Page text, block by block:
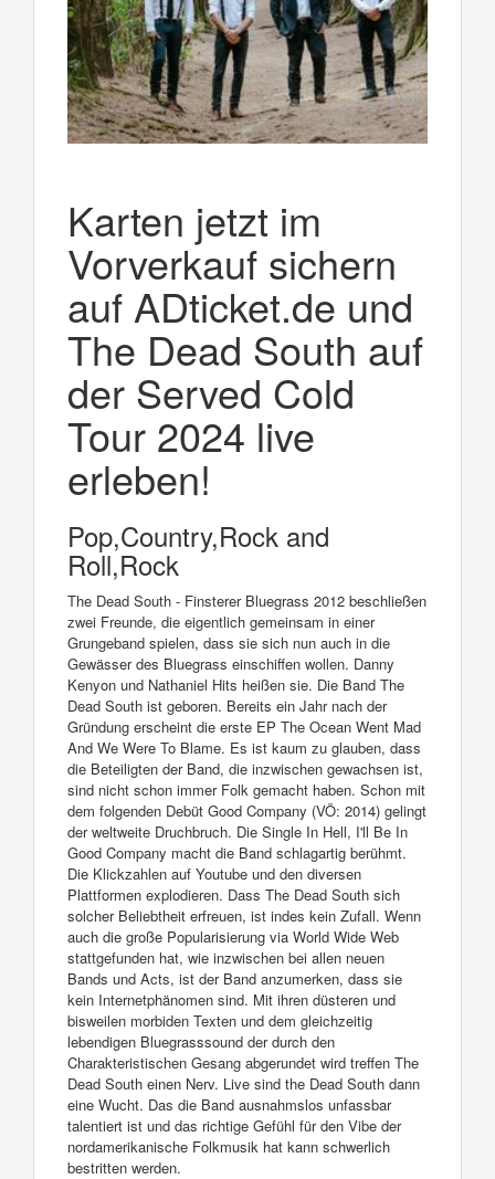
Karten jetzt im
Vorverkauf sichern
auf ADticket.de und
The Dead South auf
der Served Cold
Tour 2024 live
erleben!
Pop,Country,Rock and
Roll,Rock
The Dead South - Finsterer Bluegrass 2012 beschließen
zwei Freunde, die eigentlich gemeinsam in einer
Grungeband spielen, dass sie sich nun auch in die
Gewässer des Bluegrass einschiffen wollen. Danny
Kenyon und Nathaniel Hits heißen sie. Die Band The
Dead South ist geboren. Bereits ein Jahr nach der
Gründung erscheint die erste EP The Ocean Went Mad
And We Were To Blame. Es ist kaum zu glauben, dass
die Beteiligten der Band, die inzwischen gewachsen ist,
sind nicht schon immer Folk gemacht haben. Schon mit
dem folgenden Debüt Good Company (VÖ: 2014) gelingt
der weltweite Druchbruch. Die Single In Hell, I'll Be In
Good Company macht die Band schlagartig berühmt.
Die Klickzahlen auf Youtube und den diversen
Plattformen explodieren. Dass The Dead South sich
solcher Beliebtheit erfreuen, ist indes kein Zufall. Wenn
auch die große Popularisierung via World Wide Web
stattgefunden hat, wie inzwischen bei allen neuen
Bands und Acts, ist der Band anzumerken, dass sie
kein Internetphänomen sind. Mit ihren düsteren und
bisweilen morbiden Texten und dem gleichzeitig
lebendigen Bluegrasssound der durch den
Charakteristischen Gesang abgerundet wird treffen The
Dead South einen Nerv. Live sind the Dead South dann
eine Wucht. Das die Band ausnahmslos unfassbar
talentiert ist und das richtige Gefühl für den Vibe der
nordamerikanische Folkmusik hat kann schwerlich
bestritten werden.